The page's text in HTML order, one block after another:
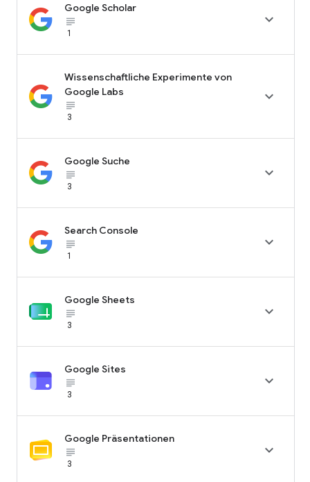
Google Scholar
subject_black
1

Wissenschaftliche Experimente von
Google Labs
subject_black
3

Google Suche
subject_black
3

Search Console
subject_black
1

Google Sheets
subject_black
3

Google Sites
subject_black
3

Google Präsentationen
subject_black
3
